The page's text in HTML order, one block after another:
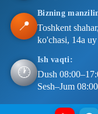
📍
Bizning
Toshkent
ko'chasi, 14a uy
🕐
Ish vaqti:
Dush
Sesh–Jum